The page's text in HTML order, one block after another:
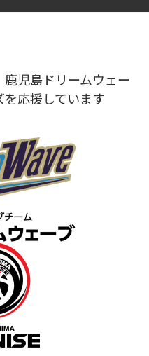
児島ドリームウェー
応援しています